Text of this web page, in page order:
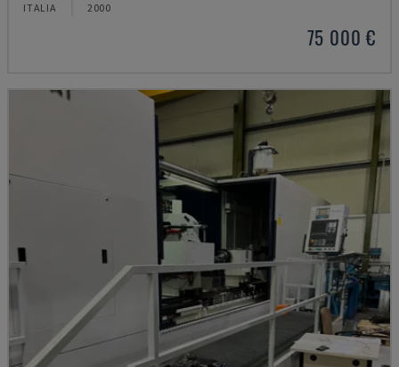
ITALIA 2000
75 000 €